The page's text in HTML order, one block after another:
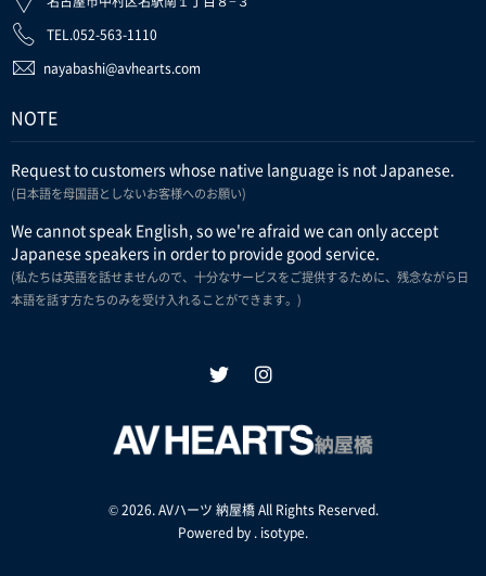
TEL.052-563-1110
nayabashi@avhearts.com
NOTE
Request to customers whose native language is not Japanese.
(日本語を母国語としないお客様へのお願い)
We cannot speak English, so we're afraid we can only accept
Japanese speakers in order to provide good service.
(私たちは英語を話せませんので、十分なサービスをご提供するために、残念ながら日
本語を話す方たちのみを受け入れることができます。)
© 2026. AVハーツ 納屋橋 All Rights Reserved.
Powered by . isotype